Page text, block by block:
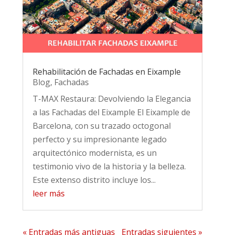
Rehabilitación de Fachadas en Eixample
Blog, Fachadas
T-MAX Restaura: Devolviendo la Elegancia
a las Fachadas del Eixample El Eixample de
Barcelona, con su trazado octogonal
perfecto y su impresionante legado
arquitectónico modernista, es un
testimonio vivo de la historia y la belleza.
Este extenso distrito incluye los...
leer más
« Entradas más antiguas Entradas siguientes »